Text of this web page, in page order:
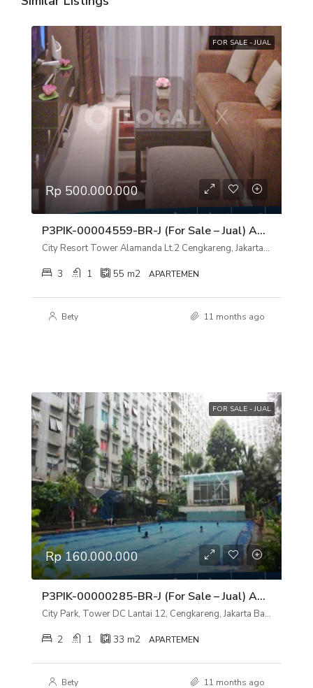
FOR SALE - JUAL
Rp 500.000.000
P3PIK-00004559-BR-J (For Sale – Jual) Apartemen City Resort Tower Alamanda Lt.2 Cengkareng, Jakarta Barat
City Resort Tower Alamanda Lt.2 Cengkareng, Jakarta Barat
3 1 55 m2 APARTEMEN
Bety 11 months ago
FOR SALE - JUAL
Rp 160.000.000
P3PIK-00000285-BR-J (For Sale – Jual) Apartemen City Park, Tower DC Lantai 12, Cengkareng, Jakarta Barat
City Park, Tower DC Lantai 12, Cengkareng, Jakarta Barat
2 1 33 m2 APARTEMEN
Bety 11 months ago